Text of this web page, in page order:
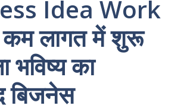
Idea Work
लागत में शुरू
भविष्य का
बिजनेस